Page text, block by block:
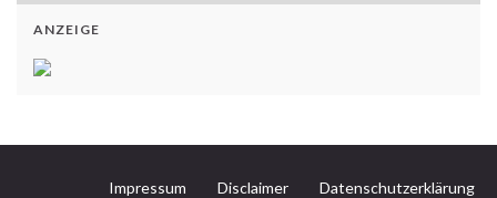
ANZEIGE
Impressum Disclaimer Datenschutzerklärung